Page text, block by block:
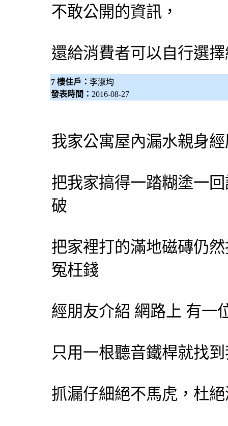
不敢公開的資訊，
還給消費者可以自行選
7 樓住戶： 李淑均
發表時間： 2016-08-27
我家公寓屋內漏水親身
把我家搞得一踏糊塗一
破
把家裡打的滿地磁磚仍
冤枉錢
經朋友介紹 網路上 有一
只用一根聽音鐵桿就找
抓漏仔細絕不馬虎，杜